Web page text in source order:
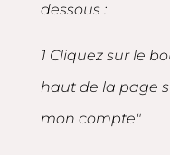
dessous :
1 Cliquez sur le
haut de la page
mon compte"